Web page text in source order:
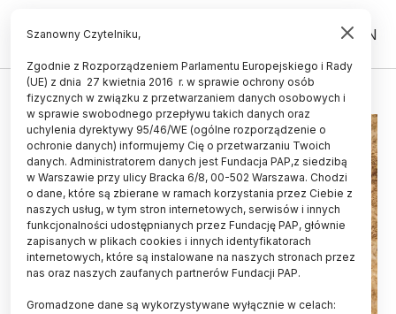
PL EN
REKONSTRUKCJA
Szanowny Czytelniku,
Zgodnie z Rozporządzeniem Parlamentu Europejskiego i Rady
(UE) z dnia 27 kwietnia 2016 r. w sprawie ochrony osób
fizycznych w związku z przetwarzaniem danych osobowych i
w sprawie swobodnego przepływu takich danych oraz
uchylenia dyrektywy 95/46/WE (ogólne rozporządzenie o
ochronie danych) informujemy Cię o przetwarzaniu Twoich
danych. Administratorem danych jest Fundacja PAP,z siedzibą
w Warszawie przy ulicy Bracka 6/8, 00-502 Warszawa. Chodzi
o dane, które są zbierane w ramach korzystania przez Ciebie z
naszych usług, w tym stron internetowych, serwisów i innych
funkcjonalności udostępnianych przez Fundację PAP, głównie
zapisanych w plikach cookies i innych identyfikatorach
internetowych, które są instalowane na naszych stronach przez
nas oraz naszych zaufanych partnerów Fundacji PAP.
Gromadzone dane są wykorzystywane wyłącznie w celach: